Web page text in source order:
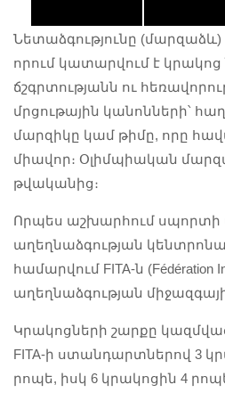
Նետաձգությունը
որում կատարվում է կրակոց
ճշգրտությանն ու
մրցութային կանոնների՝
մարզիկը կամ թիմը, որը
միավոր։ Օլիմպիական
թվականից։
Որպես աշխարհում սպորտի
աղեղնաձգության
համարվում FITA-ն (Fédération
աղեղնաձգության
Կրակոցների շարքը
FITA-ի ստանդարտներով 3
րոպե, իսկ 6 կրակոցին 4